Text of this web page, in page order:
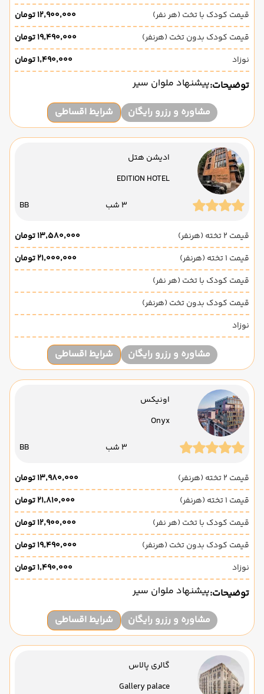
قیمت کودک با تخت (هر نفر)
۱۲٬۹۰۰٬۰۰۰ تومان
قیمت کودک بدون تخت (هرنفر)
۱۹٬۴۹۰٬۰۰۰ تومان
نوزاد
۱٬۴۹۰٬۰۰۰ تومان
توضیحات:پیشنهاد ملوان سیر
مشاوره و رزرو رایگان
شرایط اقساطی
ادیشن هتل
EDITION HOTEL
3 شب BB
قیمت 2 تخته (هرنفر)
۱۳٬۵۸۰٬۰۰۰ تومان
قیمت 1 تخته (هرنفر)
۲۱٬۰۰۰٬۰۰۰ تومان
قیمت کودک با تخت (هر نفر)
قیمت کودک بدون تخت (هرنفر)
نوزاد
مشاوره و رزرو رایگان شرایط اقساطی
اونیکس
Onyx
3 شب BB
قیمت 2 تخته (هرنفر)
۱۳٬۹۸۰٬۰۰۰ تومان
قیمت 1 تخته (هرنفر)
۲۱٬۸۱۰٬۰۰۰ تومان
قیمت کودک با تخت (هر نفر)
۱۲٬۹۰۰٬۰۰۰ تومان
قیمت کودک بدون تخت (هرنفر)
۱۹٬۴۹۰٬۰۰۰ تومان
نوزاد
۱٬۴۹۰٬۰۰۰ تومان
توضیحات:پیشنهاد ملوان سیر
مشاوره و رزرو رایگان
شرایط اقساطی
گالری پالاس
Gallery palace